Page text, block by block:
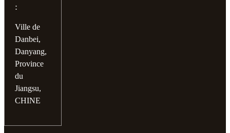
:
Ville de
Danbei,
Danyang,
Province
du
Jiangsu,
CHINE